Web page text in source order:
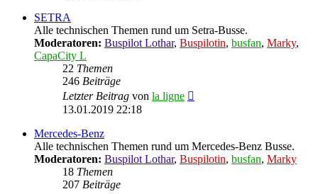
SETRA
Alle technischen Themen rund um Setra-Busse.
Moderatoren: Buspilot Lothar, Buspilotin, busfan, Marky,
CapaCity L
22 Themen
246 Beiträge
Letzter Beitrag von la ligne
13.01.2019 22:18
Mercedes-Benz
Alle technischen Themen rund um Mercedes-Benz Busse.
Moderatoren: Buspilot Lothar, Buspilotin, busfan, Marky
18 Themen
207 Beiträge